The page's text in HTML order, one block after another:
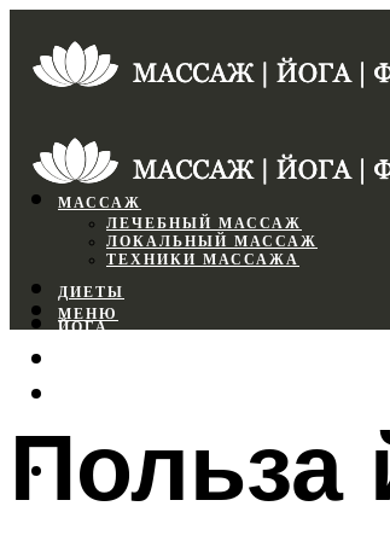
МАССАЖ
ЛЕЧЕБНЫЙ МАССАЖ
ЛОКАЛЬНЫЙ МАССАЖ
ТЕХНИКИ МАССАЖА
ДИЕТЫ
ЙОГА
МЕНЮ
МЕНЮ
Польза